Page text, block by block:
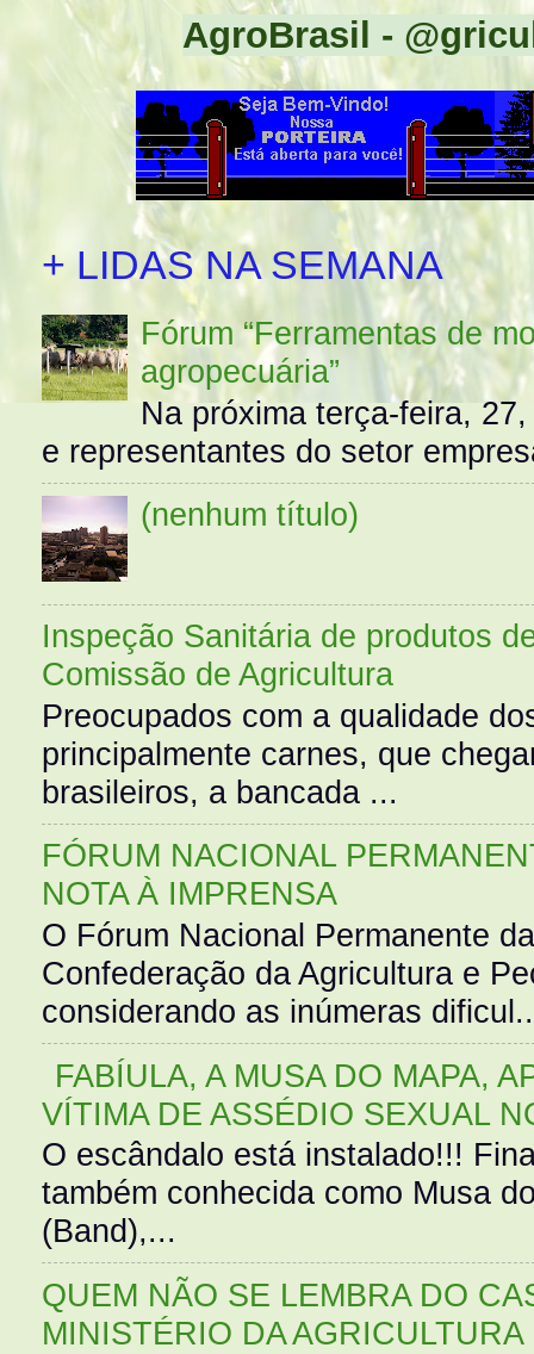
AgroBrasil -
+ LIDAS NA SEMANA
Fórum “Ferramentas de
agropecuária”
Na próxima terça-feira,
e representantes do setor
(nenhum título)
Inspeção Sanitária de produtos
Comissão de Agricultura
Preocupados com a qualidade
principalmente carnes, que
brasileiros, a bancada ...
FÓRUM NACIONAL
NOTA À IMPRENSA
O Fórum Nacional Permanente
Confederação da Agricultura e
considerando as inúmeras
FABÍULA, A MUSA DO MAPA,
VÍTIMA DE ASSÉDIO SEXUAL
O escândalo está instalado!!!
também conhecida como Musa
(Band),...
QUEM NÃO SE LEMBRA DO
MINISTÉRIO DA AGRICULTURA